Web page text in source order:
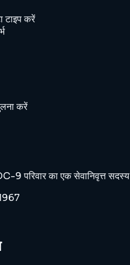
टाइप करें
करें
का एक सेवानिवृत्त सदस्य है,